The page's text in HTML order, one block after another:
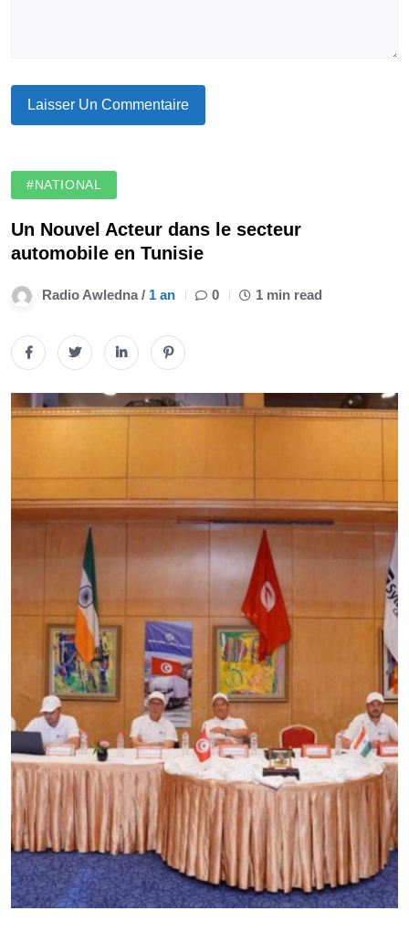
#NATIONAL
Un Nouvel Acteur dans le secteur
automobile en Tunisie
Radio Awledna / 1 an 0 1 min read